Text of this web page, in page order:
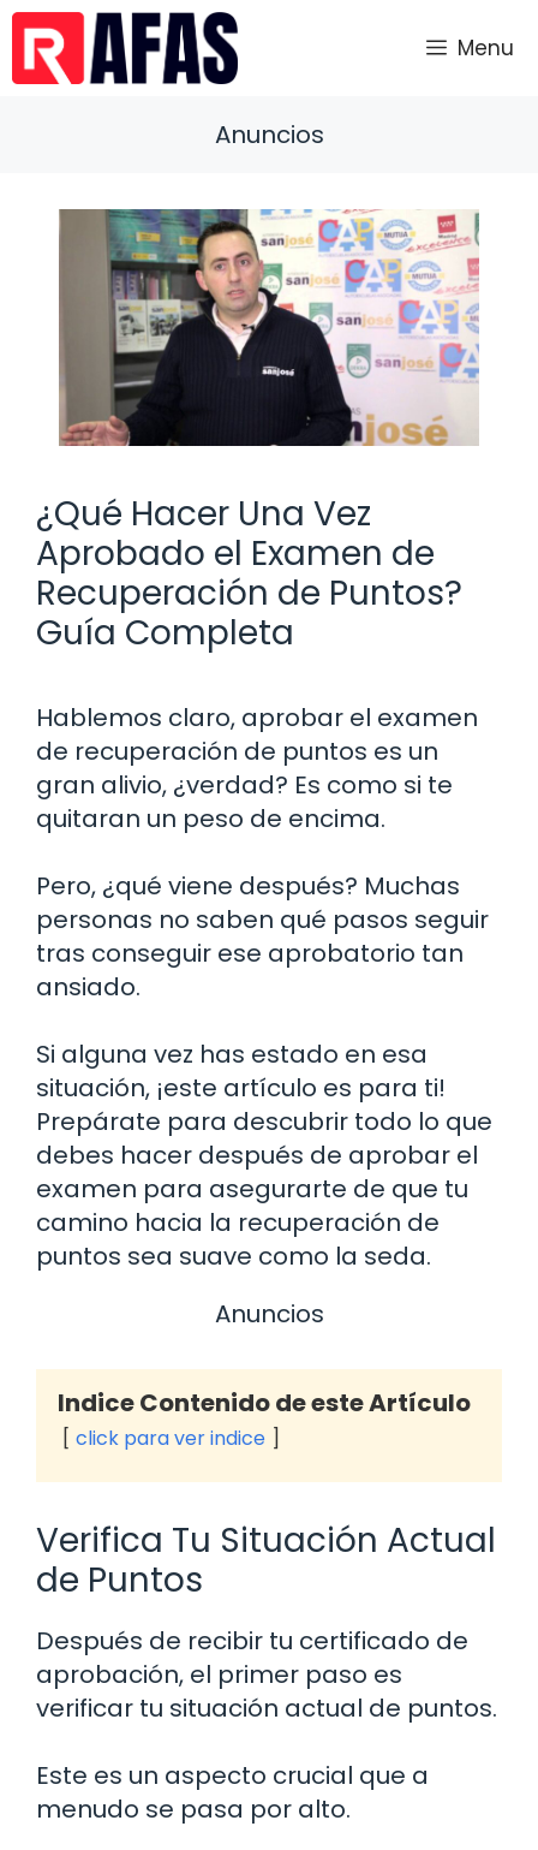
Saltar
contenido
Menu
Anuncios
¿Qué Hacer Una Vez
Aprobado el Examen de
Recuperación de Puntos?
Guía Completa
Hablemos claro, aprobar el examen
de recuperación de puntos es un
gran alivio, ¿verdad? Es como si te
quitaran un peso de encima.
Pero, ¿qué viene después? Muchas
personas no saben qué pasos seguir
tras conseguir ese aprobatorio tan
ansiado.
Si alguna vez has estado en esa
situación, ¡este artículo es para ti!
Prepárate para descubrir todo lo que
debes hacer después de aprobar el
examen para asegurarte de que tu
camino hacia la recuperación de
puntos sea suave como la seda.
Anuncios
Indice Contenido de este Artículo
click para ver indice
Verifica Tu Situación Actual
de Puntos
Después de recibir tu certificado de
aprobación, el primer paso es
verificar tu situación actual de puntos.
Este es un aspecto crucial que a
menudo se pasa por alto.